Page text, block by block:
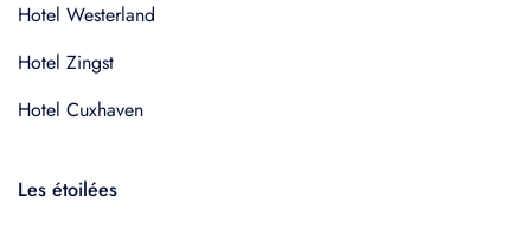
Hotel Westerland
Hotel Zingst
Hotel Cuxhaven
Les étoilées